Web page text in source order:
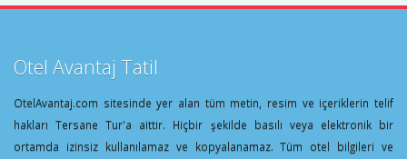
Otel Avantaj Tatil
OtelAvantaj.com sitesinde yer alan tüm metin, resim ve içeriklerin telif
hakları Tersane Tur'a aittir. Hiçbir şekilde basılı veya elektronik bir
ortamda izinsiz kullanılamaz ve kopyalanamaz. Tüm otel bilgileri ve